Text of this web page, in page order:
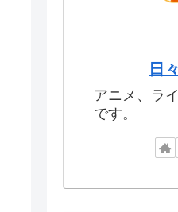
日
アニメ、ラ
です。